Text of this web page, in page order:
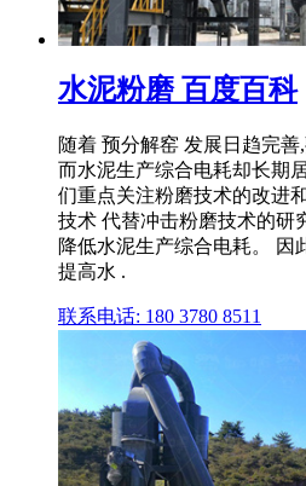
水泥粉磨 百度百科
随着 预分解窑 发展日趋完
而水泥生产综合电耗却长期
们重点关注粉磨技术的改进
技术 代替冲击粉磨技术的研
降低水泥生产综合电耗。 因
提高水 .
联系电话: 180 3780 8511